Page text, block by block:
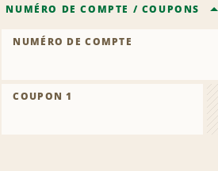
NUMÉRO DE COMPTE / COUPONS
NUMÉRO DE COMPTE
COUPON 1